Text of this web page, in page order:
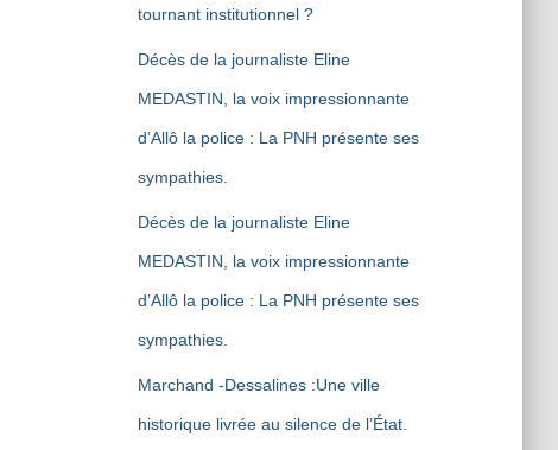
tournant institutionnel ?
Décès de la journaliste Eline
MEDASTIN, la voix impressionnante
d’Allô la police : La PNH présente ses
sympathies.
Décès de la journaliste Eline
MEDASTIN, la voix impressionnante
d’Allô la police : La PNH présente ses
sympathies.
Marchand -Dessalines :Une ville
historique livrée au silence de l’État.